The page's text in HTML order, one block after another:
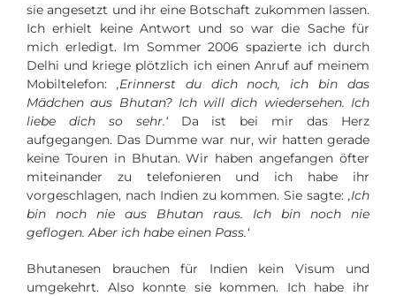
sie angesetzt und ihr eine Botschaft zukommen lassen.
Ich erhielt keine Antwort und so war die Sache für
mich erledigt. Im Sommer 2006 spazierte ich durch
Delhi und kriege plötzlich ich einen Anruf auf meinem
Mobiltelefon: ‚Erinnerst du dich noch, ich bin das
Mädchen aus Bhutan? Ich will dich wiedersehen. Ich
liebe dich so sehr.‘Da ist bei mir das Herz
aufgegangen. Das Dumme war nur, wir hatten gerade
keine Touren in Bhutan. Wir haben angefangen öfter
miteinander zu telefonieren und ich habe ihr
vorgeschlagen, nach Indien zu kommen. Sie sagte: ‚Ich
bin noch nie aus Bhutan raus. Ich bin noch nie
geflogen. Aber ich habe einen Pass.‘
Bhutanesen brauchen für Indien kein Visum und
umgekehrt. Also konnte sie kommen. Ich habe ihr